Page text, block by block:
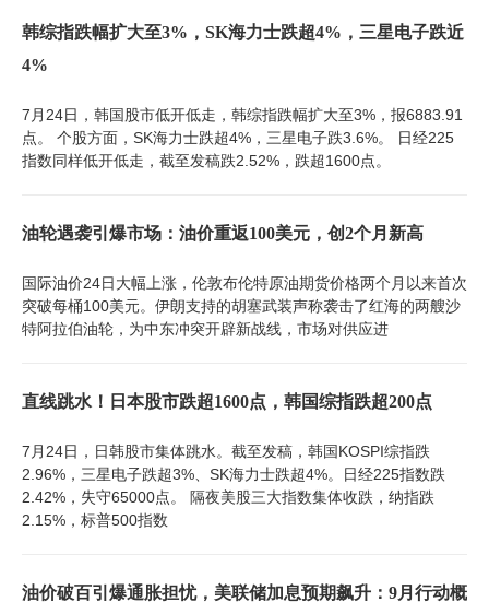
韩综指跌幅扩大至3%，SK海力士跌超4%，三星电子跌近
4%
7月24日，韩国股市低开低走，韩综指跌幅扩大至3%，报6883.91
点。 个股方面，SK海力士跌超4%，三星电子跌3.6%。 日经225
指数同样低开低走，截至发稿跌2.52%，跌超1600点。
油轮遇袭引爆市场：油价重返100美元，创2个月新高
国际油价24日大幅上涨，伦敦布伦特原油期货价格两个月以来首次
突破每桶100美元。伊朗支持的胡塞武装声称袭击了红海的两艘沙
特阿拉伯油轮，为中东冲突开辟新战线，市场对供应进
直线跳水！日本股市跌超1600点，韩国综指跌超200点
7月24日，日韩股市集体跳水。截至发稿，韩国KOSPI综指跌
2.96%，三星电子跌超3%、SK海力士跌超4%。日经225指数跌
2.42%，失守65000点。 隔夜美股三大指数集体收跌，纳指跌
2.15%，标普500指数
油价破百引爆通胀担忧，美联储加息预期飙升：9月行动概